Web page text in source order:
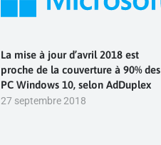
La mise à jour d’avril 2018 est
proche de la couverture à 90% des
PC Windows 10, selon AdDuplex
27 septembre 2018